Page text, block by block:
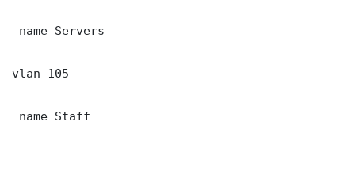
name Servers
vlan 105
name Staff